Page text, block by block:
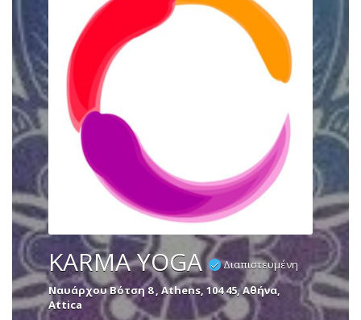
KARMA YOGA
Διαπιστευμένη
Ναυάρχου Βότση 8 , Athens, 104 45, Αθήνα,
Attica